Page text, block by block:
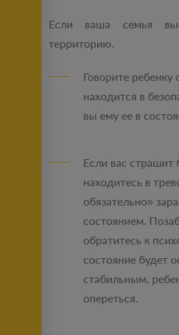
Если ваша семья
территорию.
Говорите ребенку
находится в
вы ему ее в
Если вас
находитесь в
обязательно»
состоянием.
обратитесь к
состояние будет
стабильным,
опереться.